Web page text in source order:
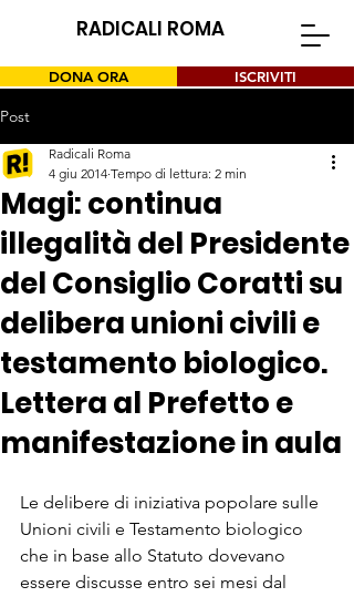
RADICALI ROMA
DONA ORA ISCRIVITI
Post
Magi: continua
illegalità del Presidente
del Consiglio Coratti su
delibera unioni civili e
testamento biologico.
Lettera al Prefetto e
manifestazione in aula
Radicali Roma
4 giu 2014 Tempo di lettura: 2 min
Le delibere di iniziativa popolare sulle
Unioni civili e Testamento biologico
che in base allo Statuto dovevano
essere discusse entro sei mesi dal